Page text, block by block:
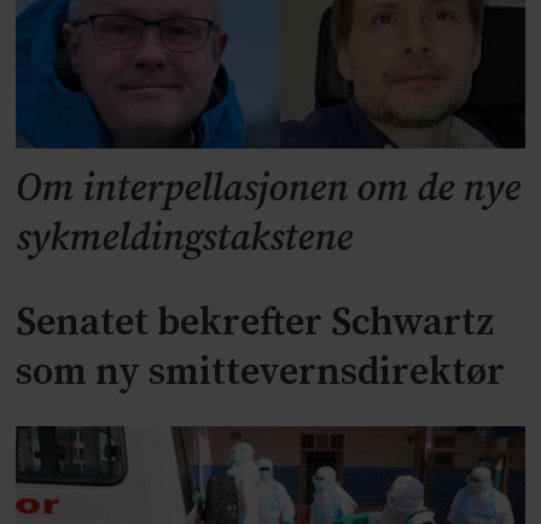
Om interpellasjonen om de nye
sykmeldingstakstene
Senatet bekrefter Schwartz
som ny smittevernsdirektør